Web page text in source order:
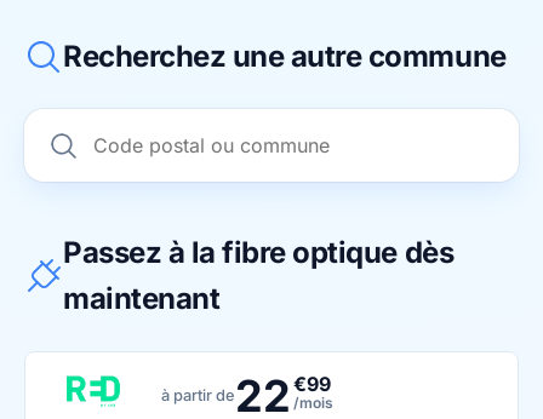
Recherchez une autre commune
Passez à la fibre optique dès
maintenant
à partir de 22 €99
/mois